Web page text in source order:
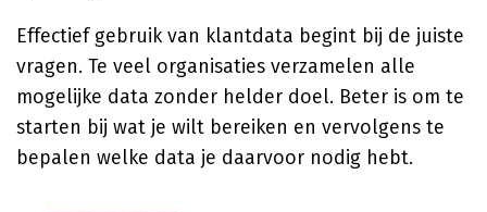
Effectief gebruik van klantdata begint bij de juiste
vragen. Te veel organisaties verzamelen alle
mogelijke data zonder helder doel. Beter is om te
starten bij wat je wilt bereiken en vervolgens te
bepalen welke data je daarvoor nodig hebt.